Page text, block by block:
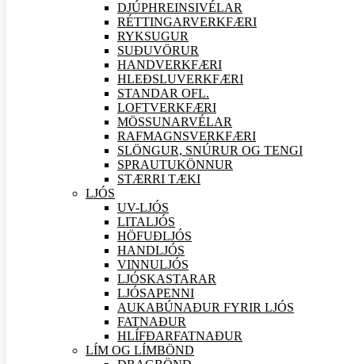
DJÚPHREINSIVÉLAR
RÉTTINGARVERKFÆRI
RYKSUGUR
SUÐUVÖRUR
HANDVERKFÆRI
HLEÐSLUVERKFÆRI
STANDAR OFL.
LOFTVERKFÆRI
MÖSSUNARVÉLAR
RAFMAGNSVERKFÆRI
SLÖNGUR, SNÚRUR OG TENGI
SPRAUTUKÖNNUR
STÆRRI TÆKI
LJÓS
UV-LJÓS
LITALJÓS
HÖFUÐLJÓS
HANDLJÓS
VINNULJÓS
LJÓSKASTARAR
LJÓSAPENNI
AUKABÚNAÐUR FYRIR LJÓS
FATNAÐUR
HLÍFÐARFATNAÐUR
LÍM OG LÍMBÖND